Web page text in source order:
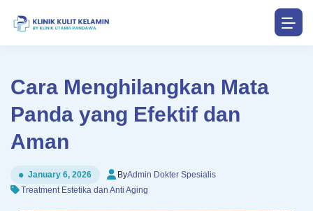
Cara Menghilangkan Mata
Panda yang Efektif dan
Aman
January 6, 2026 ByAdmin Dokter Spesialis
Treatment Estetika dan Anti Aging